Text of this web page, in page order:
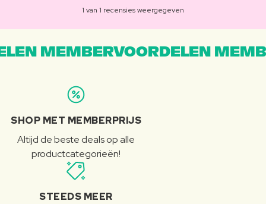
1 van 1 recensies weergegeven
MEMBERVOORDELEN
SHOP MET MEMBERPRIJS
Altijd de beste deals op alle
productcategorieën!
STEEDS MEER